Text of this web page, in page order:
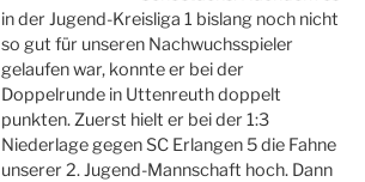
in der Jugend-Kreisliga 1 bislang noch nicht
so gut für unseren Nachwuchsspieler
gelaufen war, konnte er bei der
Doppelrunde in Uttenreuth doppelt
punkten. Zuerst hielt er bei der 1:3
Niederlage gegen SC Erlangen 5 die Fahne
unserer 2. Jugend-Mannschaft hoch. Dann